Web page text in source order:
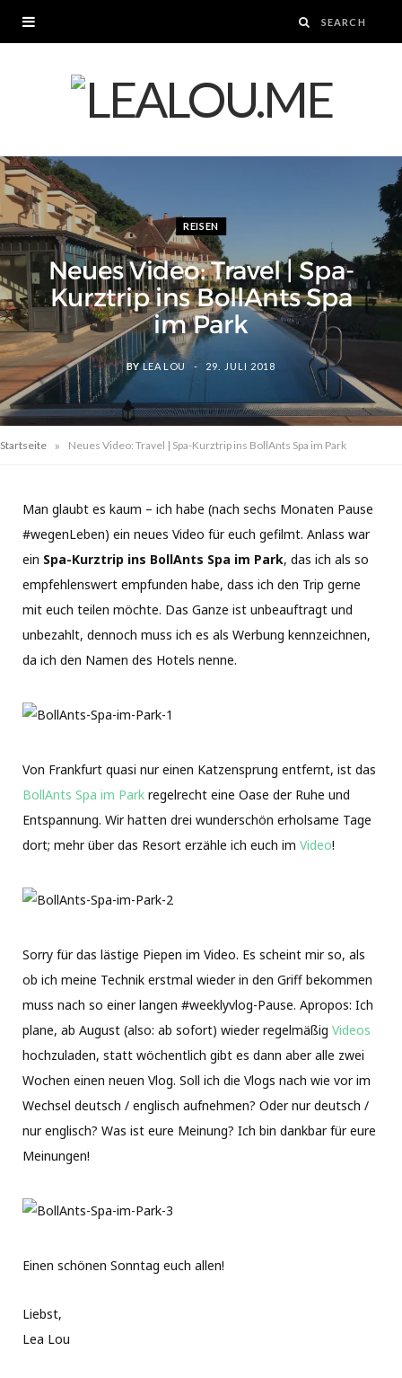
REISEN
Neues Video: Travel | Spa-
Kurztrip ins BollAnts Spa
im Park
BY LEA LOU 29. JULI 2018
Startseite » Neues Video: Travel | Spa-Kurztrip ins BollAnts Spa im Park
Man glaubt es kaum – ich habe (nach sechs Monaten Pause
#wegenLeben) ein neues Video für euch gefilmt. Anlass war
ein Spa-Kurztrip ins BollAnts Spa im Park, das ich als so
empfehlenswert empfunden habe, dass ich den Trip gerne
mit euch teilen möchte. Das Ganze ist unbeauftragt und
unbezahlt, dennoch muss ich es als Werbung kennzeichnen,
da ich den Namen des Hotels nenne.
Von Frankfurt quasi nur einen Katzensprung entfernt, ist das
BollAnts Spa im Park regelrecht eine Oase der Ruhe und
Entspannung. Wir hatten drei wunderschön erholsame Tage
dort; mehr über das Resort erzähle ich euch im Video!
Sorry für das lästige Piepen im Video. Es scheint mir so, als
ob ich meine Technik erstmal wieder in den Griff bekommen
muss nach so einer langen #weeklyvlog-Pause. Apropos: Ich
plane, ab August (also: ab sofort) wieder regelmäßig Videos
hochzuladen, statt wöchentlich gibt es dann aber alle zwei
Wochen einen neuen Vlog. Soll ich die Vlogs nach wie vor im
Wechsel deutsch / englisch aufnehmen? Oder nur deutsch /
nur englisch? Was ist eure Meinung? Ich bin dankbar für eure
Meinungen!
Einen schönen Sonntag euch allen!
Liebst,
Lea Lou